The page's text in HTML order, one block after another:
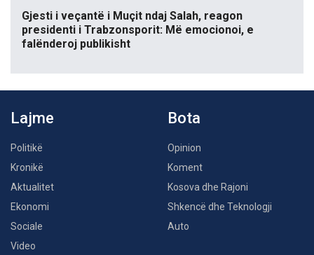
Gjesti i veçantë i Muçit ndaj Salah, reagon
presidenti i Trabzonsporit: Më emocionoi, e
falënderoj publikisht
Lajme
Politikë
Kronikë
Aktualitet
Ekonomi
Sociale
Video
Bota
Opinion
Koment
Kosova dhe Rajoni
Shkencë dhe Teknologji
Auto